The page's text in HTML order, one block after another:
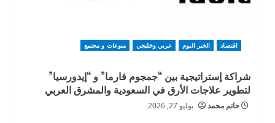
اقتصاد الخبر اليوم عربي وخليجي منوعات و مجتمع
شراكة إستراتيجية بين “جمجوم فارما” و “إيدورسيا”
لتطوير علاجات الأرق في السعودية والمشرق العربي
حاتم محمد يوليو 27, 2026